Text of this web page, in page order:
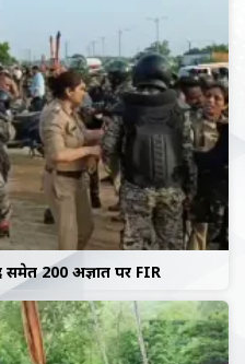
200 अज्ञात पर FIR